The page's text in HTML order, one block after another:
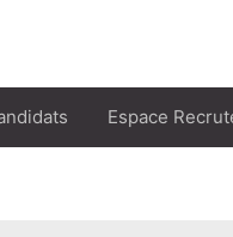
Espace